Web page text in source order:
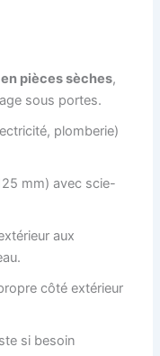
pièces sèches,
sous portes.
plomberie)
mm) avec scie-
aux
côté extérieur
si besoin